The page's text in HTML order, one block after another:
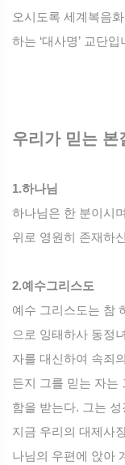
오시도록 세계복음
하는 ‘대사명’ 교단입
우리가 믿는 본
1.하나님
하나님은 한 분이시
위로 영원히 존재하
2.예수그리스도
예수 그리스도는 참
으로 잉태하사 동정
자를 대신하여 속죄
든지 그를 믿는 자는
함을 받는다. 그는
지금 우리의 대제사
나님의 우편에 앉아